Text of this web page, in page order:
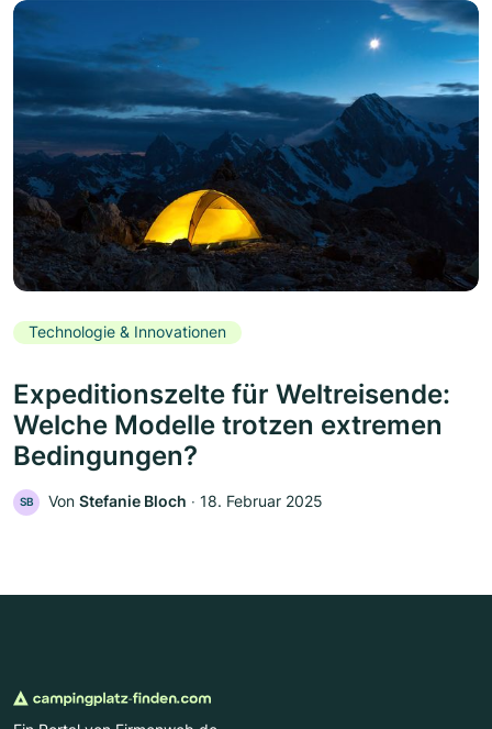
Technologie & Innovationen
Expeditionszelte für Weltreisende:
Welche Modelle trotzen extremen
Bedingungen?
SB Von Stefanie Bloch ‧ 18. Februar 2025